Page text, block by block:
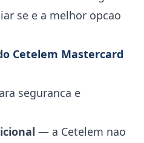
se e a melhor opcao
Cetelem Mastercard
seguranca e
— a Cetelem nao